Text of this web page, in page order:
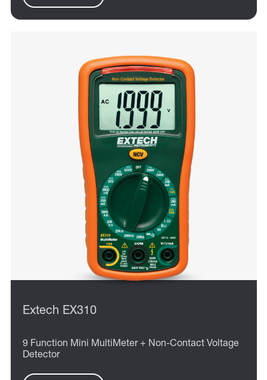
Extech EX310
9 Function Mini MultiMeter + Non-Contact Voltage
Detector